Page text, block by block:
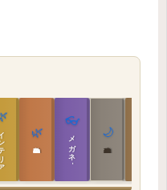
設計 🌿
敷地設計の教科書
👓
メガネ｜転職 🌙
建築思想の教科書